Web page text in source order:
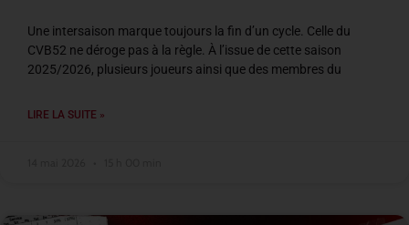
Une intersaison marque toujours la fin d’un cycle. Celle du
CVB52 ne déroge pas à la règle. À l’issue de cette saison
2025/2026, plusieurs joueurs ainsi que des membres du
LIRE LA SUITE »